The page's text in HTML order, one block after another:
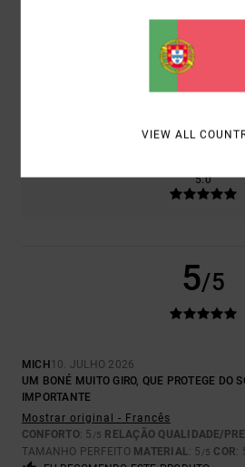
5.0
5/5
MICH 10. JULHO 2026
UM BONÉ MUITO GIRO, QUE PROTEGE DO
IMPORTANTE
Mostrar original - Francês
CONFORTO: 5 /5 RELAÇÃO QUALIDADE/
TAMANHO PERFEITO MATERIAL: 5 /5 COR:
VIEW ALL